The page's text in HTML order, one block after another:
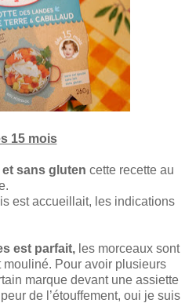
15 mois
sans gluten cette recette au
est accueillait, les indications
est parfait, les morceaux sont
Pour avoir plusieurs
marque devant une assiette
de l’étouffement, oui je suis